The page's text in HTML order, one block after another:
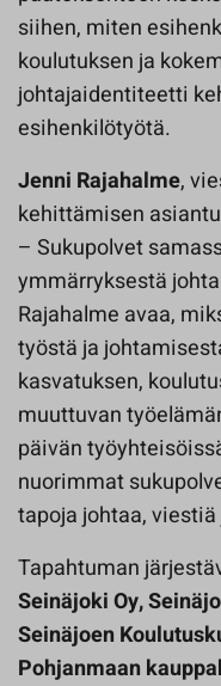
siihen, miten
koulutuksen ja
johtajaidentiteetti
esihenkilötyötä.
Jenni Rajahalme,
kehittämisen
– Sukupolvet
ymmärryksestä
Rajahalme avaa,
työstä ja
kasvatuksen,
muuttuvan
päivän
nuorimmat
tapoja johtaa,
Tapahtuman
Seinäjoki Oy,
Seinäjoen
Pohjanmaan